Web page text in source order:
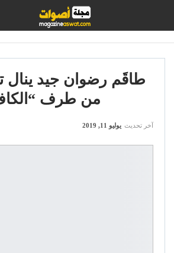
طاقَم رضوان جيد ينال
من طرف
آخر تحديث يوليو 11, 2019